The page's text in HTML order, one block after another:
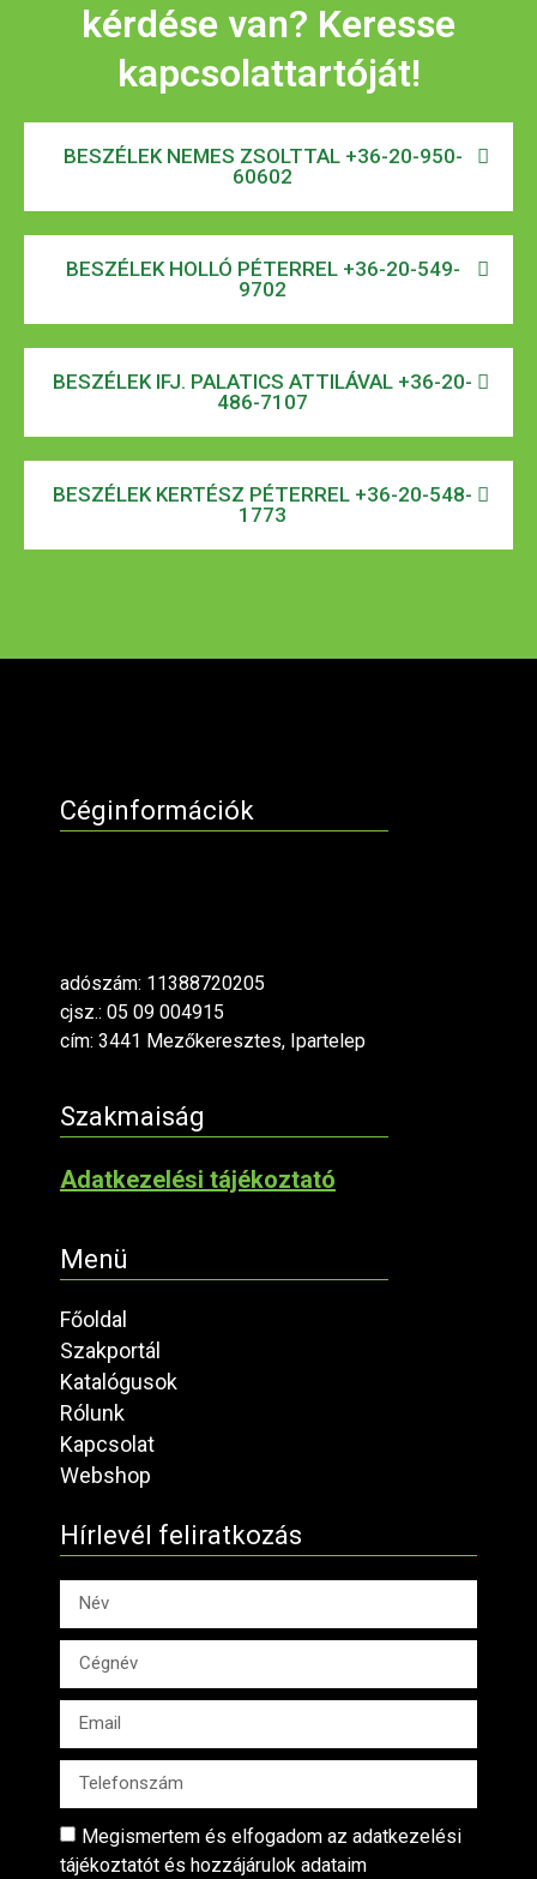
kérdése van? Keresse
kapcsolattartóját!
BESZÉLEK NEMES ZSOLTTAL +36-20-950-
60602
BESZÉLEK HOLLÓ PÉTERREL +36-20-549-
9702
BESZÉLEK IFJ. PALATICS ATTILÁVAL +36-20-
486-7107
BESZÉLEK KERTÉSZ PÉTERREL +36-20-548-
1773
Céginformációk
adószám: 11388720205
cjsz.: 05 09 004915
cím: 3441 Mezőkeresztes, Ipartelep
Szakmaiság
Adatkezelési tájékoztató
Menü
Főoldal
Szakportál
Katalógusok
Rólunk
Kapcsolat
Webshop
Hírlevél feliratkozás
Megismertem és elfogadom az adatkezelési
tájékoztatót és hozzájárulok adataim